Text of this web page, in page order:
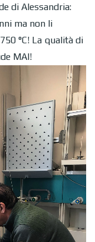
di Alessandria:
ma non li
°C! La qualità di
MAI!